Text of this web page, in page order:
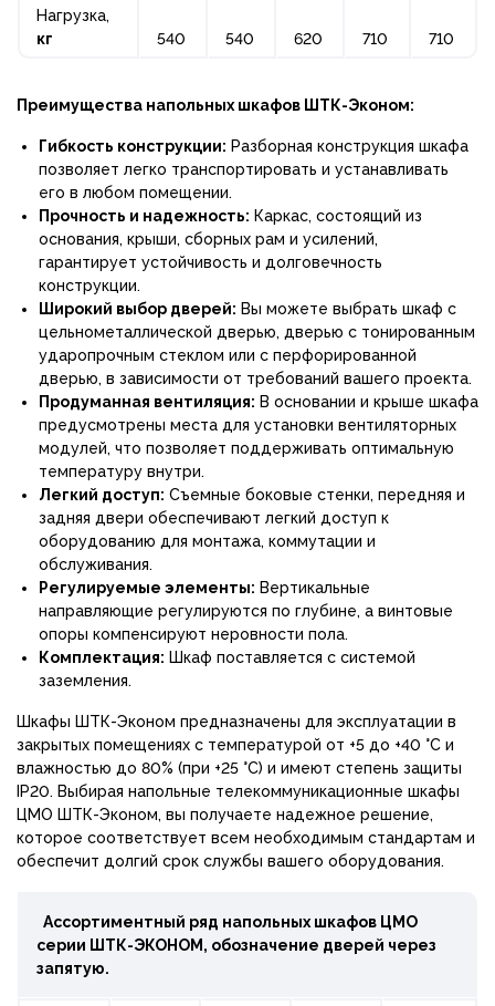
Нагрузка,
кг
540 540 620 710 710
Преимущества напольных шкафов ШТК-Эконом:
Гибкость конструкции: Разборная конструкция шкафа
позволяет легко транспортировать и устанавливать
его в любом помещении.
Прочность и надежность: Каркас, состоящий из
основания, крыши, сборных рам и усилений,
гарантирует устойчивость и долговечность
конструкции.
Широкий выбор дверей: Вы можете выбрать шкаф с
цельнометаллической дверью, дверью с тонированным
ударопрочным стеклом или с перфорированной
дверью, в зависимости от требований вашего проекта.
Продуманная вентиляция: В основании и крыше шкафа
предусмотрены места для установки вентиляторных
модулей, что позволяет поддерживать оптимальную
температуру внутри.
Легкий доступ: Съемные боковые стенки, передняя и
задняя двери обеспечивают легкий доступ к
оборудованию для монтажа, коммутации и
обслуживания.
Регулируемые элементы: Вертикальные
направляющие регулируются по глубине, а винтовые
опоры компенсируют неровности пола.
Комплектация: Шкаф поставляется с системой
заземления.
Шкафы ШТК-Эконом предназначены для эксплуатации в
закрытых помещениях с температурой от +5 до +40 °С и
влажностью до 80% (при +25 °С) и имеют степень защиты
IP20. Выбирая напольные телекоммуникационные шкафы
ЦМО ШТК-Эконом, вы получаете надежное решение,
которое соответствует всем необходимым стандартам и
обеспечит долгий срок службы вашего оборудования.
Ассортиментный ряд напольных шкафов ЦМО
серии ШТК-ЭКОНОМ, обозначение дверей через
запятую.